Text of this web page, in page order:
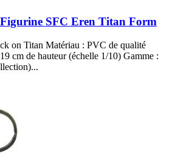
SFC Eren Titan Form
on Titan Matériau : PVC de qualité
cm de hauteur (échelle 1/10) Gamme :